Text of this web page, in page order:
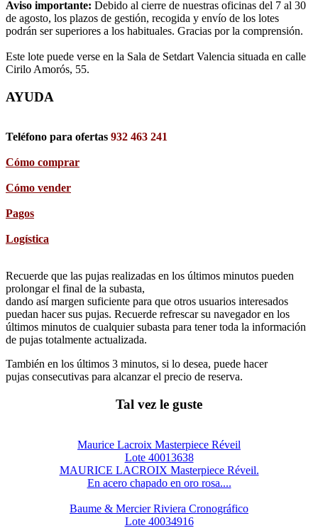
Aviso importante: Debido al cierre de nuestras oficinas del 7 al 30
de agosto, los plazos de gestión, recogida y envío de los lotes
podrán ser superiores a los habituales. Gracias por la comprensión.
Este lote puede verse en la Sala de Setdart Valencia situada en calle
Cirilo Amorós, 55.
AYUDA
Teléfono para ofertas 932 463 241
Cómo comprar
Cómo vender
Pagos
Logística
Recuerde que las pujas realizadas en los últimos minutos pueden
prolongar el final de la subasta,
dando así margen suficiente para que otros usuarios interesados
puedan hacer sus pujas. Recuerde refrescar su navegador en los
últimos minutos de cualquier subasta para tener toda la información
de pujas totalmente actualizada.
También en los últimos 3 minutos, si lo desea, puede hacer
pujas consecutivas para alcanzar el precio de reserva.
Tal vez le guste
Maurice Lacroix Masterpiece Réveil
Lote 40013638
MAURICE LACROIX Masterpiece Réveil.
En acero chapado en oro rosa....
Baume & Mercier Riviera Cronográfico
Lote 40034916